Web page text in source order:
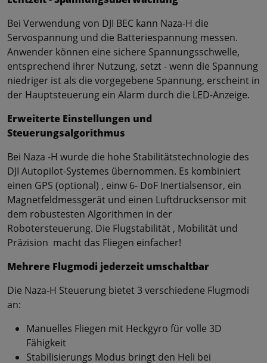
Bei Verwendung von DJI BEC kann Naza-H die
Servospannung und die Batteriespannung messen.
Anwender können eine sichere Spannungsschwelle,
entsprechend ihrer Nutzung, setzt - wenn die Spannung
niedriger ist als die vorgegebene Spannung, erscheint in
der Hauptsteuerung ein Alarm durch die LED-Anzeige.
Erweiterte Einstellungen und
Steuerungsalgorithmus
Bei Naza -H wurde die hohe Stabilitätstechnologie des
DJI Autopilot-Systemes übernommen. Es kombiniert
einen GPS (optional) , einw 6- DoF Inertialsensor, ein
Magnetfeldmessgerät und einen Luftdrucksensor mit
dem robustesten Algorithmen in der
Robotersteuerung. Die Flugstabilität , Mobilität und
Präzision macht das Fliegen einfacher!
Mehrere Flugmodi jederzeit umschaltbar
Die Naza-H Steuerung bietet 3 verschiedene Flugmodi
an:
Manuelles Fliegen mit Heckgyro für volle 3D
Fähigkeit
Stabilisierungs Modus bringt den Heli bei